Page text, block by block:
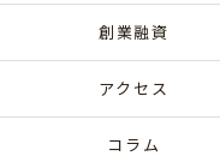
創業融資
アクセス
コラム